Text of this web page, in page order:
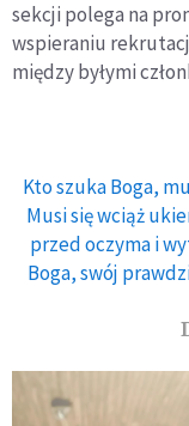
sekcji polega na
wspieraniu
między byłymi
Kto szuka Boga,
Musi się wciąż
przed oczyma i
Boga, swój